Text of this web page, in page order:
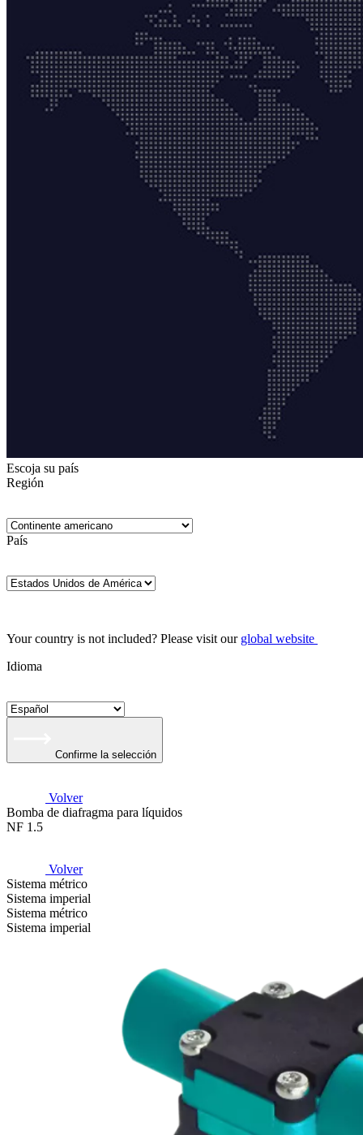
Escoja su país
Región
País
Your country is not included? Please visit our global website
Idioma
Confirme la selección
Volver
Bomba de diafragma para líquidos
NF 1.5
Volver
Sistema métrico
Sistema imperial
Sistema métrico
Sistema imperial